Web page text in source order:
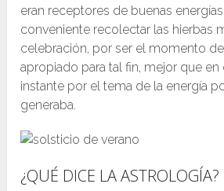
eran receptores de buenas
conveniente recolectar las hierbas
celebración, por ser el momento
apropiado para tal fin, mejor que
instante por el tema de la energía
generaba.
¿QUÉ DICE LA ASTROLOGÍA?